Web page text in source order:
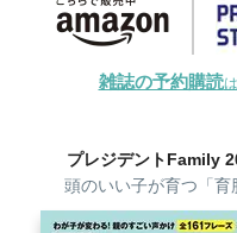
雑誌の予約購読
プレジデントFamily
頭のいい子が育つ「育